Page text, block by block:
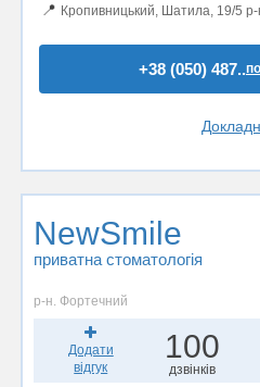
📍 Кропивницький, Шатила, 19/5
+38 (050) 487..
NewSmile
приватна стоматологія
р-н. Фортечний
Додати
відгук
100
дзвінків